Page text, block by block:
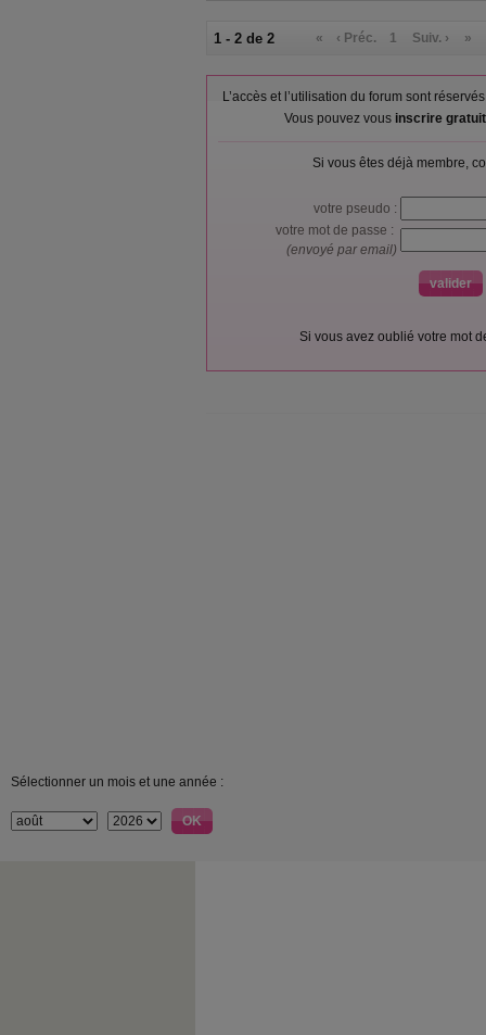
1 - 2 de 2 « ‹ Préc. 1 Suiv. › »
L’accès et l’utilisation du forum sont
Vous pouvez vous inscrire
Si vous êtes déjà membre,
votre pseudo :
votre mot de passe :
(envoyé par email)
Si vous avez oublié votre mot
Sélectionner un mois et une année :